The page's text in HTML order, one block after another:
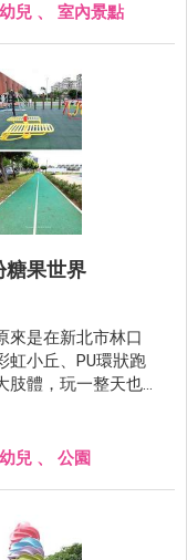
兒 、 室內景點
糖果世界
來是在新北市林口
虹小丘、PU環狀跑
體，玩一整天也沒
兒 、 公園